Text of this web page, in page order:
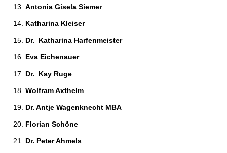
Antonia Gisela Siemer
Katharina Kleiser
Dr.  Katharina Harfenmeister
Eva Eichenauer
Dr.  Kay Ruge
Wolfram Axthelm
Dr. Antje Wagenknecht MBA
Florian Schöne
Dr. Peter Ahmels